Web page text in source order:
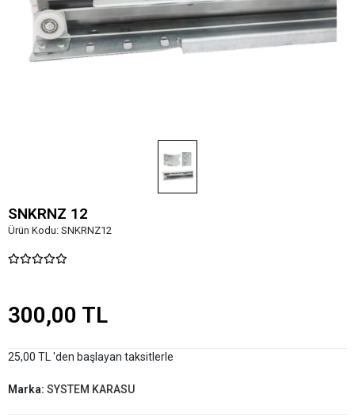
SNKRNZ 12
Ürün Kodu: SNKRNZ12
300,00 TL
25,00 TL 'den başlayan taksitlerle
Marka: SYSTEM KARASU